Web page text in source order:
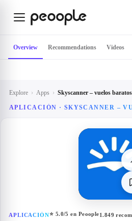
Explore › Apps › Skyscanner – vuelos baratos
APLICACIÓN · SKYSCANNER –
APLICACIÓN⭐ 5.0/5 en Peoople1.849
Overview Recommendations Videos